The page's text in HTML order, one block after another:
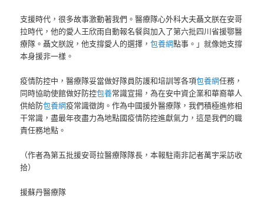
支援時代，很多故事激動著我們。醫療隊心外科大夫聶文朕在安哥
拉時代，他的愛人王欣雨自動報名餐與加入了第六批四川省援鄂醫
療隊。聶文朕說，他支撐愛人的選擇，包養網點事。」就像她支撐
本身援非一樣。
疫情防控中，醫療隊妥當做好隊員防護和培訓等各項包養網任務，
同時協助使館做好防控包養常識宣揚，為在安中資企業和華裔華人
供給防包養網疫常識徵詢。作為中國援外醫療隊，我們積極進修相
干常識，盡最年夜盡力為地點國疫情防控進獻氣力，這是我們的職
責任務地點。
（作者為第五批援安哥拉醫療隊隊長，本報駐南非記者萬宇采訪收
拾）
援蘇丹醫療隊